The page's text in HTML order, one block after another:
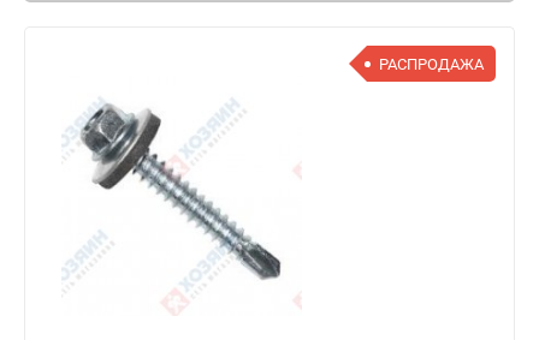
РАСПРОДАЖА